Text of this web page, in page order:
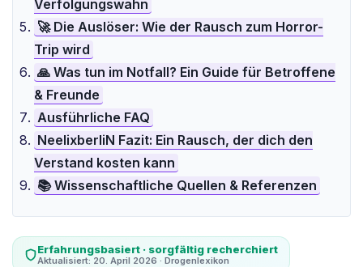
Verfolgungswahn
🚀 Die Auslöser: Wie der Rausch zum Horror-
Trip wird
🙏 Was tun im Notfall? Ein Guide für Betroffene
& Freunde
Ausführliche FAQ
NeelixberliN Fazit: Ein Rausch, der dich den
Verstand kosten kann
📚 Wissenschaftliche Quellen & Referenzen
Erfahrungsbasiert · sorgfältig recherchiert
Aktualisiert: 20. April 2026 · Drogenlexikon